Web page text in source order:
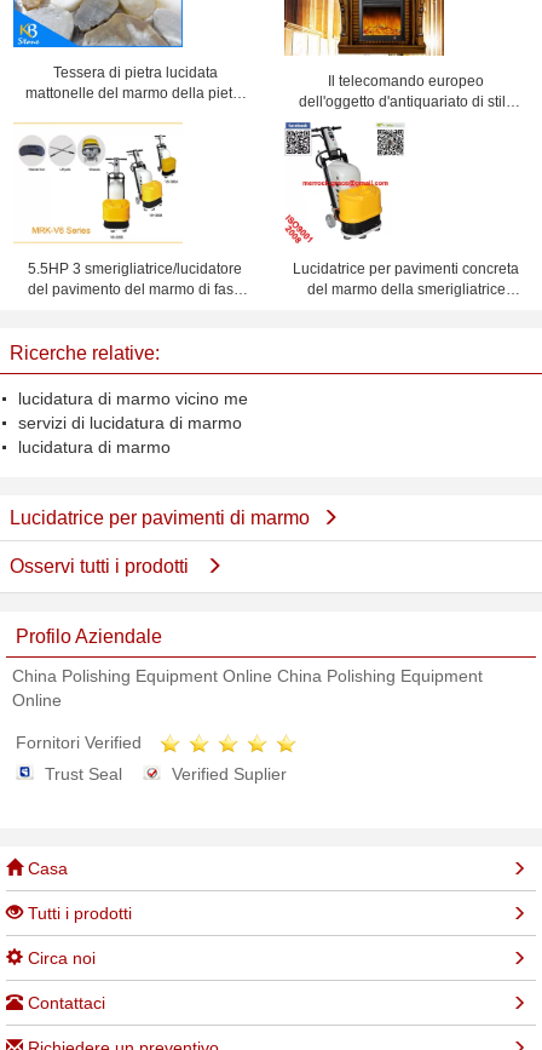
Tessera di pietra lucidata
mattonelle del marmo della pietra
per la decorazione o la
pavimentazione della parete
Il telecomando europeo
dell'oggetto d'antiquariato di stile
ha condotto il camino elettrico per
la decorazione della villa
5.5HP 3 smerigliatrice/lucidatore
del pavimento del marmo di fase
Lucidatrice per pavimenti concreta
del marmo della smerigliatrice
Ricerche relative:
lucidatura di marmo vicino me
servizi di lucidatura di marmo
lucidatura di marmo
Lucidatrice per pavimenti di marmo
Osservi tutti i prodotti
Profilo Aziendale
China Polishing Equipment Online China Polishing Equipment
Online
Fornitori Verified
Trust Seal
Verified Suplier
Casa
Tutti i prodotti
Circa noi
Contattaci